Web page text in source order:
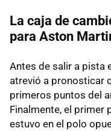
La caja de
para Aston
Antes de salir a pista
atrevió a pronosticar
primeros puntos del
Finalmente, el primer
estuvo en el polo